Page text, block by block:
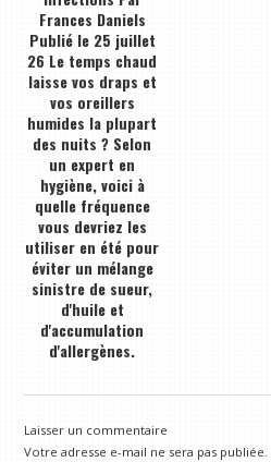
Frances Daniels
Publié le 25 juillet
26 Le temps chaud
laisse vos draps et
vos oreillers
humides la plupart
des nuits ? Selon
un expert en
hygiène, voici à
quelle fréquence
vous devriez les
utiliser en été pour
éviter un mélange
sinistre de sueur,
d'huile et
d'accumulation
d'allergènes.
Laisser un commentaire
Votre adresse e-mail ne sera pas publiée.